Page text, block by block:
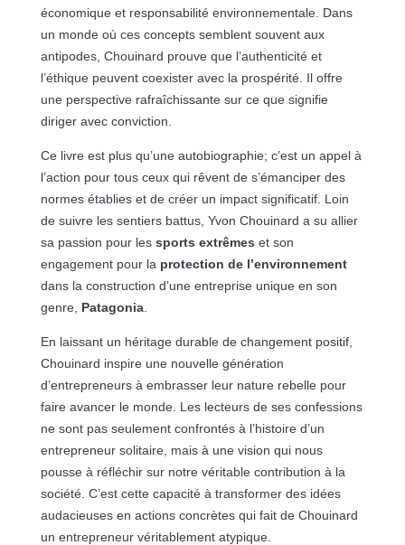
économique et responsabilité environnementale. Dans
un monde où ces concepts semblent souvent aux
antipodes, Chouinard prouve que l’authenticité et
l’éthique peuvent coexister avec la prospérité. Il offre
une perspective rafraîchissante sur ce que signifie
diriger avec conviction.
Ce livre est plus qu’une autobiographie; c’est un appel à
l’action pour tous ceux qui rêvent de s’émanciper des
normes établies et de créer un impact significatif. Loin
de suivre les sentiers battus, Yvon Chouinard a su allier
sa passion pour les sports extrêmes et son
engagement pour la protection de l’environnement
dans la construction d’une entreprise unique en son
genre, Patagonia.
En laissant un héritage durable de changement positif,
Chouinard inspire une nouvelle génération
d’entrepreneurs à embrasser leur nature rebelle pour
faire avancer le monde. Les lecteurs de ses confessions
ne sont pas seulement confrontés à l’histoire d’un
entrepreneur solitaire, mais à une vision qui nous
pousse à réfléchir sur notre véritable contribution à la
société. C’est cette capacité à transformer des idées
audacieuses en actions concrètes qui fait de Chouinard
un entrepreneur véritablement atypique.